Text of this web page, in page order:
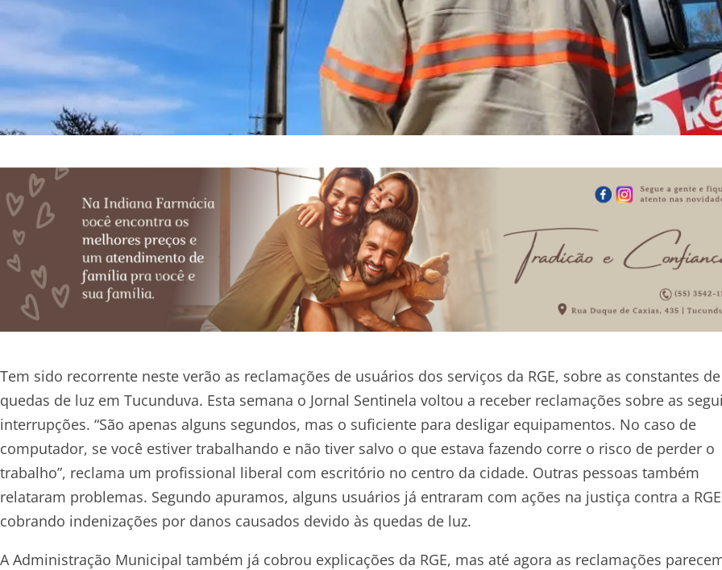
Tem sido recorrente neste verão as reclamações de usuários dos serviços da RGE, sobre as constantes de
quedas de luz em Tucunduva. Esta semana o Jornal Sentinela voltou a receber reclamações sobre as
interrupções. “São apenas alguns segundos, mas o suficiente para desligar equipamentos. No caso de
computador, se você estiver trabalhando e não tiver salvo o que estava fazendo corre o risco de perder o
trabalho”, reclama um profissional liberal com escritório no centro da cidade. Outras pessoas também
relataram problemas. Segundo apuramos, alguns usuários já entraram com ações na justiça contra a RGE
cobrando indenizações por danos causados devido às quedas de luz.
A Administração Municipal também já cobrou explicações da RGE, mas até agora as reclamações